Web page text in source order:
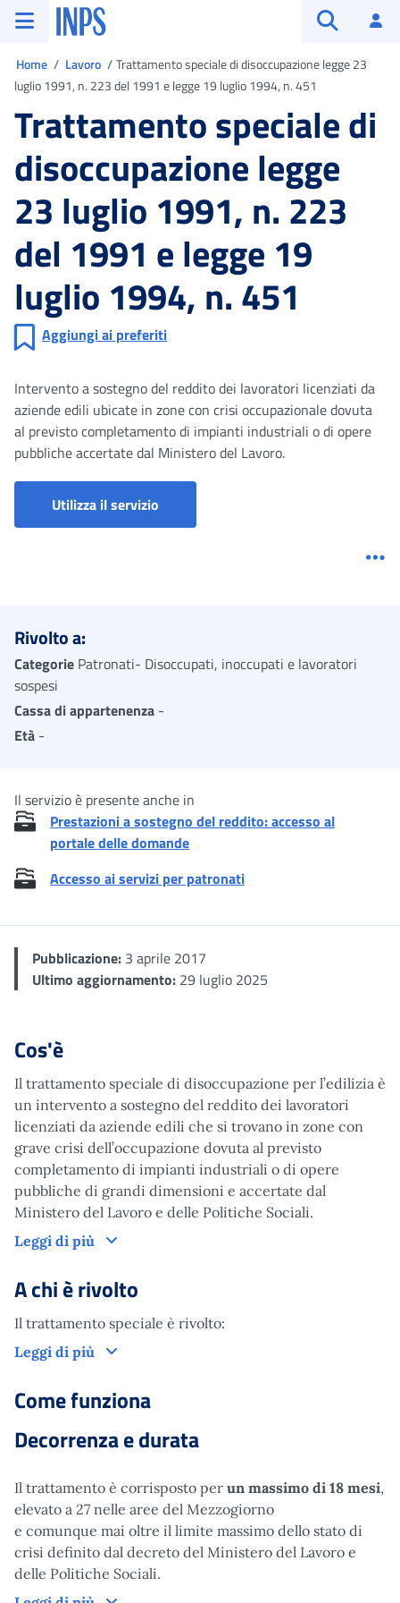
Vai al menu principale
Vai al contenuto principale
Vai al pie' di pagina
INPS ()
Home Lavoro
Trattamento speciale di disoccupazione legge 23
luglio 1991, n. 223 del 1991 e legge 19 luglio 1994, n. 451
Trattamento speciale di
disoccupazione legge
23 luglio 1991, n. 223
del 1991 e legge 19
luglio 1994, n. 451
Aggiungi ai preferiti
Intervento a sostegno del reddito dei lavoratori licenziati da
aziende edili ubicate in zone con crisi occupazionale dovuta
al previsto completamento di impianti industriali o di opere
pubbliche accertate dal Ministero del Lavoro.
Utilizza il servizio
Rivolto a:
Categorie Patronati- Disoccupati, inoccupati e lavoratori
sospesi
Cassa di appartenenza -
Età -
Il servizio è presente anche in
Prestazioni a sostegno del reddito: accesso al
portale delle domande
Accesso ai servizi per patronati
Pubblicazione: 3 aprile 2017
Ultimo aggiornamento: 29 luglio 2025
Cos'è
Il trattamento speciale di disoccupazione per l’edilizia è
un intervento a sostegno del reddito dei lavoratori
licenziati da aziende edili che si trovano in zone con
grave crisi dell’occupazione dovuta al previsto
completamento di impianti industriali o di opere
pubbliche di grandi dimensioni e accertate dal
Ministero del Lavoro e delle Politiche Sociali.
Leggi di più
Cos'è
A chi è rivolto
Il trattamento speciale è rivolto:
Leggi di più
A chi è rivolto
Come funziona
Decorrenza e durata
Il trattamento è corrisposto per un massimo di 18 mesi,
elevato a 27 nelle aree del Mezzogiorno
e comunque mai oltre il limite massimo dello stato di
crisi definito dal decreto del Ministero del Lavoro e
delle Politiche Sociali.